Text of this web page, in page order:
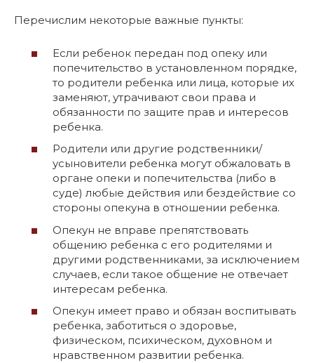
Перечислим некоторые важные пункты:
Если ребенок передан под опеку или
попечительство в установленном порядке,
то родители ребенка или лица, которые их
заменяют, утрачивают свои права и
обязанности по защите прав и интересов
ребенка.
Родители или другие родственники/
усыновители ребенка могут обжаловать в
органе опеки и попечительства (либо в
суде) любые действия или бездействие со
стороны опекуна в отношении ребенка.
Опекун не вправе препятствовать
общению ребенка с его родителями и
другими родственниками, за исключением
случаев, если такое общение не отвечает
интересам ребенка.
Опекун имеет право и обязан воспитывать
ребенка, заботиться о здоровье,
физическом, психическом, духовном и
нравственном развитии ребенка.